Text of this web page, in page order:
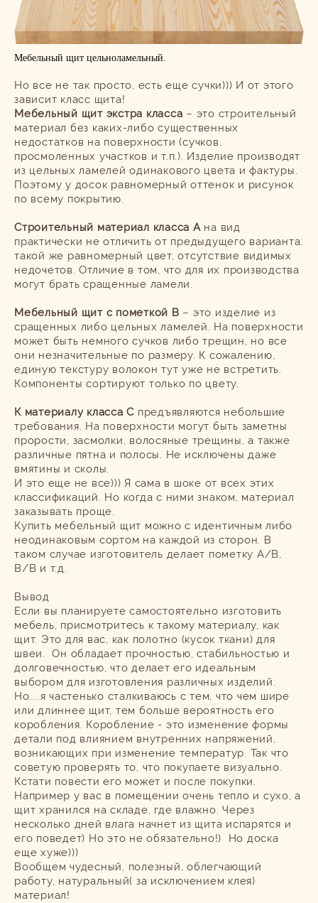
Мебельный щит цельноламельный.
Но все не так просто, есть еще сучки))) И от этого
зависит класс щита!
Мебельный щит экстра класса – это строительный
материал без каких-либо существенных
недостатков на поверхности (сучков,
просмоленных участков и т.п.). Изделие производят
из цельных ламелей одинакового цвета и фактуры.
Поэтому у досок равномерный оттенок и рисунок
по всему покрытию.
Строительный материал класса Ана вид
практически не отличить от предыдущего варианта:
такой же равномерный цвет, отсутствие видимых
недочетов. Отличие в том, что для их производства
могут брать сращенные ламели.
Мебельный щит с пометкой В – это изделие из
сращенных либо цельных ламелей. На поверхности
может быть немного сучков либо трещин, но все
они незначительные по размеру. К сожалению,
единую текстуру волокон тут уже не встретить.
Компоненты сортируют только по цвету.
К материалу класса С предъявляются небольшие
требования. На поверхности могут быть заметны
прорости, засмолки, волосяные трещины, а также
различные пятна и полосы. Не исключены даже
вмятины и сколы.
И это еще не все))) Я сама в шоке от всех этих
классификаций. Но когда с ними знаком, материал
заказывать проще.
Купить мебельный щит можно с идентичным либо
неодинаковым сортом на каждой из сторон. В
таком случае изготовитель делает пометку A/B,
B/B и т.д.
Вывод
Если вы планируете самостоятельно изготовить
мебель, присмотритесь к такому материалу, как
щит. Это для вас, как полотно (кусок ткани) для
швеи. Он обладает прочностью, стабильностью и
долговечностью, что делает его идеальным
выбором для изготовления различных изделий.
Но....я частенько сталкиваюсь с тем, что чем шире
или длиннее щит, тем больше вероятность его
коробления. Коробление - это изменение формы
детали под влиянием внутренних напряжений,
возникающих при изменение температур. Так что
советую проверять то, что покупаете визуально.
Кстати повести его может и после покупки.
Например у вас в помещении очень тепло и сухо, а
щит хранился на складе, где влажно. Через
несколько дней влага начнет из щита испарятся и
его поведет) Но это не обязательно!) Но доска
еще хуже)))
Вообщем чудесный, полезный, облегчающий
работу, натуральный( за исключением клея)
материал!